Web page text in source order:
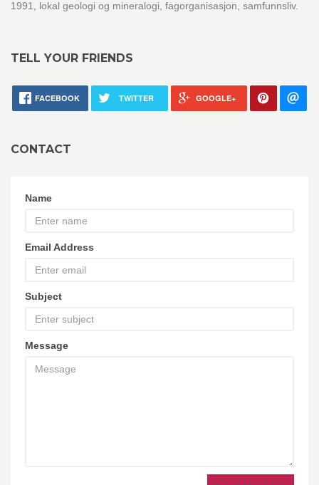
1991, lokal geologi og mineralogi, fagorganisasjon, samfunnsliv.
TELL YOUR FRIENDS
FACEBOOK TWITTER GOOGLE+
CONTACT
Name
Email Address
Subject
Message